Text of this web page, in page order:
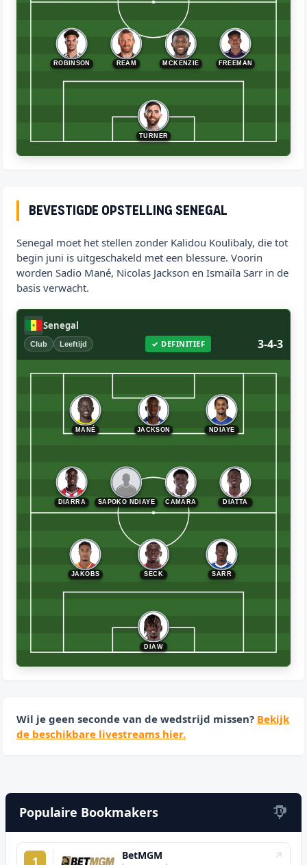
TURNER
ROBINSON REAM MCKENZIE FREEMAN
Bevestigde opstelling Senegal
Senegal moet het stellen zonder Kalidou Koulibaly, die tot
begin juni is uitgeschakeld met een blessure. Voorin
worden Sadio Mané, Nicolas Jackson en Ismaïla Sarr in de
basis verwacht.
Senegal
Club Leeftijd ✓ DEFINITIEF 3-4-3
DIAW
JAKOBS SECK SARR
DIARRA SAPOKO NDIAYE CAMARA DIATTA
MANÉ JACKSON NDIAYE
Wil je geen seconde van de wedstrijd missen? Bekijk
de beschikbare livestreams hier.
Populaire Bookmakers
↗
1 BetMGM